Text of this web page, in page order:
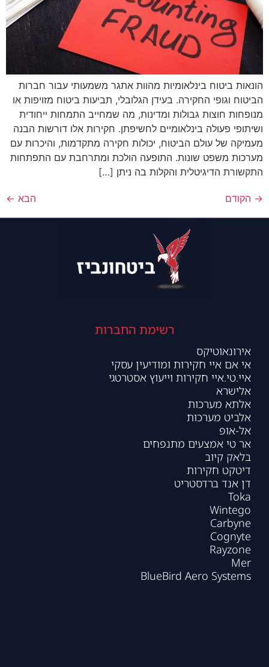
הונאות ביטוח בינלאומיות מהוות אתגר משמעותי עבור חברות
הביטוח וגופי החקירה. בעידן הגלובלי, תביעות ביטוח מזויפות או
מנופחות חוצות גבולות ומדינות, מה שמחייב התמחות ייחודית
ושיתופי פעולה בינלאומיים לחשיפתן. חקירות אלו דורשות הבנה
מעמיקה של עולם הביטוח, יכולות חקירה מתקדמות, והיכרות עם
מערכות משפט שונות. התופעה הולכת ומתרחבת עם התפתחות
התקשורת הדיגיטלית והקלות בה ניתן […]
→ הקודם הבא ←
רשימת החברות
אירונאוטיקס
אי אם איי חקירות ומודיעין עסקי
איי.טי.איי חקירות וייעוץ אסטרטגי
אלישרא
אלתא מערכות
אלביט מערכות
אל-אופ
אר טי אמצעים מתנפחים
בלאק קיוב
דיטקט חקירות
דן אנד ברדסטריט
Toka
Wintego
Carbyne
Cognyte
Rayzone
Mer
BlueBird Aero Systems